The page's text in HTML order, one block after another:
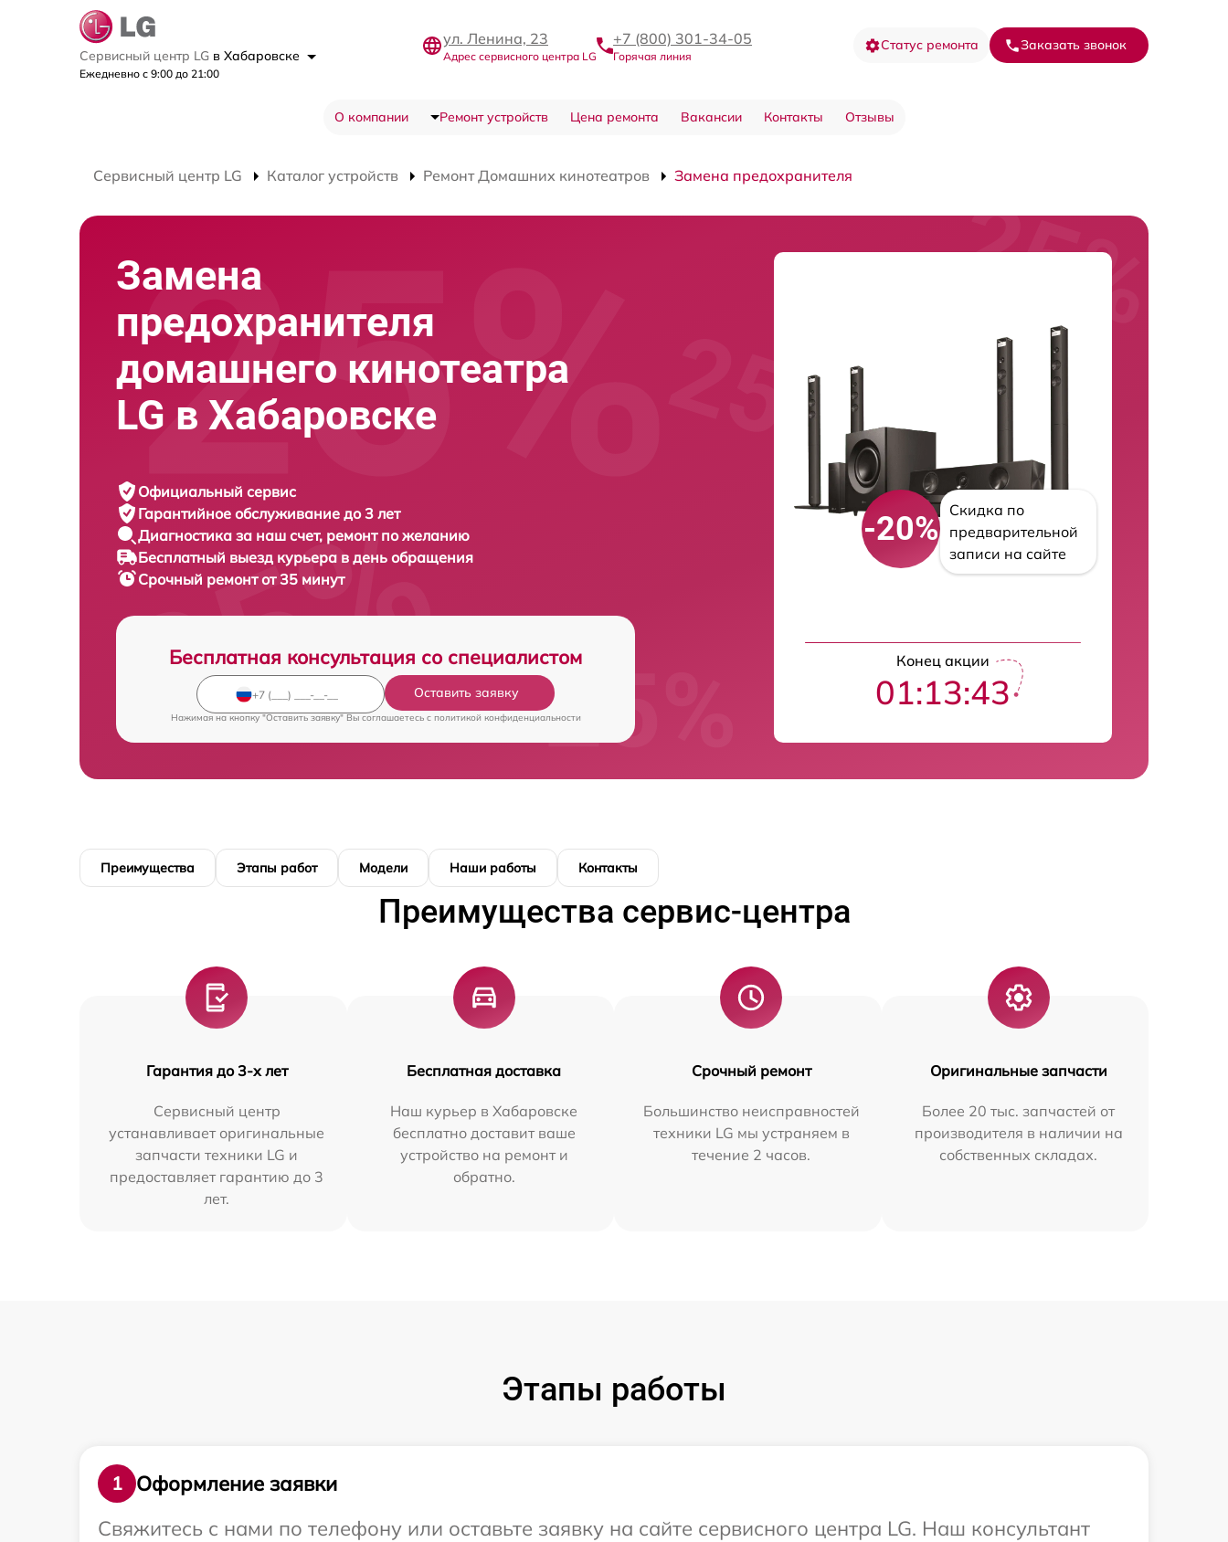
Сервисный центр LG в Хабаровске
Ежедневно с 9:00 до 21:00
ул. Ленина, 23
Адрес сервисного центра LG
+7 (800) 301-34-05
Горячая линия
Статус ремонта Заказать звонок
О компании Ремонт устройств Цена ремонта Вакансии Контакты Отзывы
Сервисный центр LG Каталог устройств Ремонт Домашних кинотеатров Замена предохранителя
Замена
предохранителя
домашнего кинотеатра
LG в Хабаровске
Официальный сервис
Гарантийное обслуживание до 3 лет
Диагностика за наш счет, ремонт по желанию
Бесплатный выезд курьера в день обращения
Срочный ремонтот 35 минут
Бесплатная консультация со специалистом
Оставить заявку
Нажимая на кнопку "Оставить заявку" Вы соглашаетесь c политикой конфиденциальности
-20%
Скидка по
предварительной
записи на сайте
Конец акции
01:13:41
Преимущества Этапы работ Модели Наши работы Контакты
Преимущества сервис-центра
Гарантия до 3-х лет
Сервисный центр
устанавливает оригинальные
запчасти техники LG и
предоставляет гарантию до 3
лет.
Бесплатная доставка
Наш курьер в Хабаровске
бесплатно доставит ваше
устройство на ремонт и
обратно.
Срочный ремонт
Большинство неисправностей
техники LG мы устраняем в
течение 2 часов.
Оригинальные запчасти
Более 20 тыс. запчастей от
производителя в наличии на
собственных складах.
Этапы работы
1
Оформление заявки
Свяжитесь с нами по телефону или оставьте заявку на сайте сервисного центра LG. Наш консультант